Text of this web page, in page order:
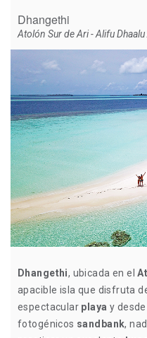
Dhangethi
Atolón Sur de Ari - Alifu
Dhangethi, ubicada en el
apacible isla que disfruta
espectacular playa y
fotogénicos sandbank,